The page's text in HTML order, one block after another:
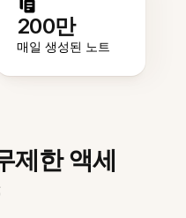
200만
매일 생성된 노트
제한 액세